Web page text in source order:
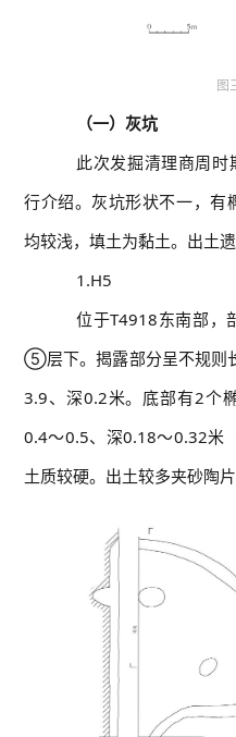
图
（一）灰坑
此次发掘清理商周
行介绍。灰坑形状不一，有
均较浅，填土为黏土。出土
1.H5
位于T4918东南部，
⑤层下。揭露部分呈不规则
3.9、深0.2米。底部有2个
0.4～0.5、深0.18～0.32米
土质较硬。出土较多夹砂陶